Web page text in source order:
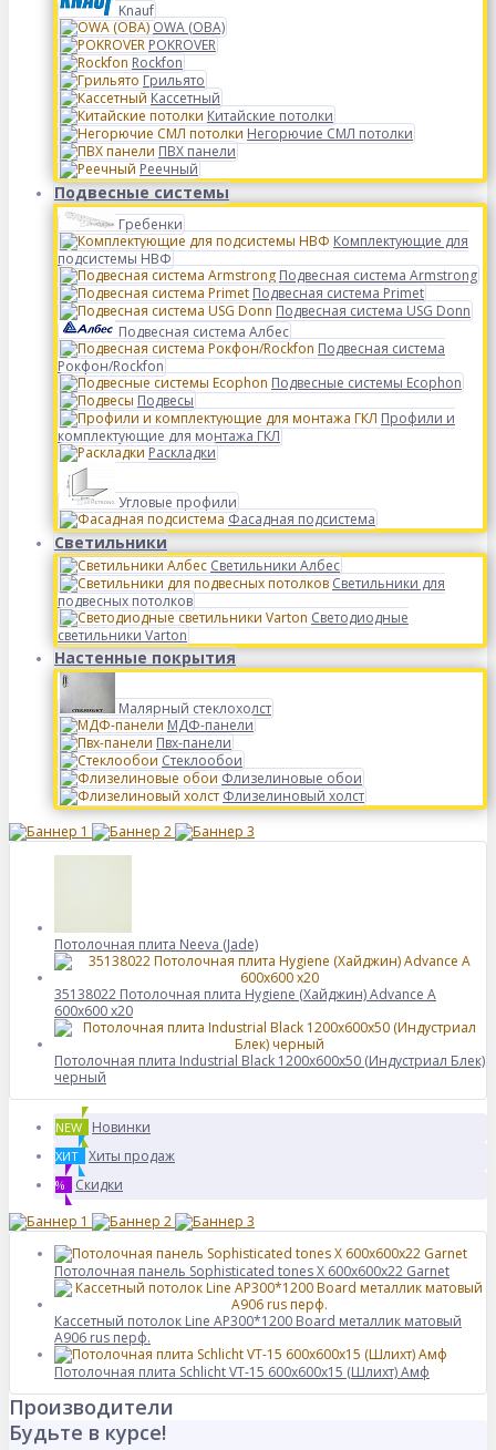
Knauf
OWA (ОВА)
POKROVER
Rockfon
Грильято
Кассетный
Китайские потолки
Негорючие СМЛ потолки
ПВХ панели
Реечный
Подвесные системы
Гребенки
Комплектующие для
подсистемы НВФ
Подвесная система Armstrong
Подвесная система Primet
Подвесная система USG Donn
Подвесная система Албес
Подвесная система
Рокфон/Rockfon
Подвесные системы Ecophon
Подвесы
Профили и
комплектующие для монтажа ГКЛ
Раскладки
Угловые профили
Фасадная подсистема
Светильники
Светильники Албес
Светильники для
подвесных потолков
Светодиодные
светильники Varton
Настенные покрытия
Малярный стеклохолст
МДФ-панели
Пвх-панели
Стеклообои
Флизелиновые обои
Флизелиновый холст
Потолочная плита Neeva (Jade)
35138022 Потолочная плита Hygiene (Хайджин) Advance А
600x600 x20
Потолочная плита Industrial Black 1200x600x50 (Индустриал Блек)
черный
NEW Новинки
ХИТ Хиты продаж
% Скидки
Потолочная панель Sophisticated tones X 600x600x22 Garnet
Кассетный потолок Line AP300*1200 Board металлик матовый
А906 rus перф.
Потолочная плита Schlicht VT-15 600x600x15 (Шлихт) Амф
Производители
Будьте в курсе!